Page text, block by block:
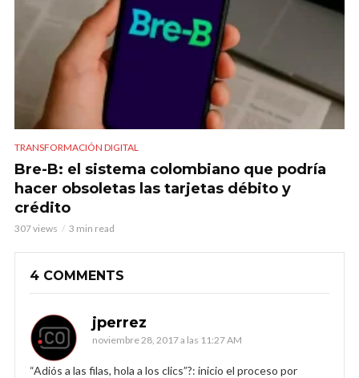
TRANSFORMACIÓN DIGITAL
Bre-B: el sistema colombiano que podría
hacer obsoletas las tarjetas débito y
crédito
307 views 3 min read
4 COMMENTS
jperrez
noviembre 28, 2017 a las 11:27 AM
“Adiós a las filas, hola a los clics”?: inicio el proceso por